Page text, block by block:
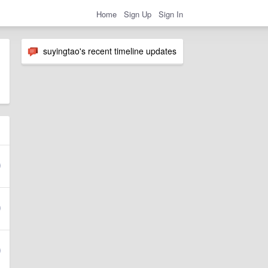
Home Sign Up Sign In
suyingtao's recent timeline updates